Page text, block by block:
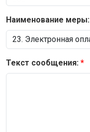
Наименование меры:
Текст сообщения: